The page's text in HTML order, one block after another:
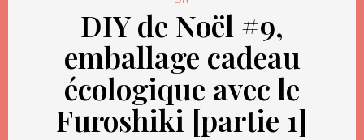
DIY de Noël #9,
emballage cadeau
écologique avec le
Furoshiki [partie 1]